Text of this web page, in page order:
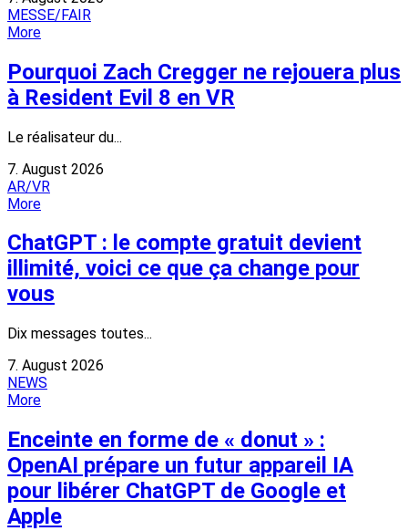
MESSE/FAIR
More
Pourquoi Zach Cregger ne rejouera plus
à Resident Evil 8 en VR
Le réalisateur du...
7. August 2026
AR/VR
More
ChatGPT : le compte gratuit devient
illimité, voici ce que ça change pour
vous
Dix messages toutes...
7. August 2026
NEWS
More
Enceinte en forme de « donut » :
OpenAI prépare un futur appareil IA
pour libérer ChatGPT de Google et
Apple